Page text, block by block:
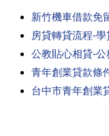
新竹機車借款免
房貸轉貸流程-
公教貼心相貸-
青年創業貸款條
台中市青年創業